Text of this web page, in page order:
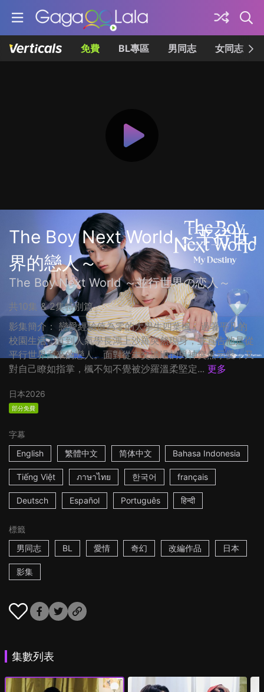
免費 BL專區 男同志 女同志
The Boy Next World ～平行世
界的戀人～
The Boy Next World ～並行世界の恋人～
共10集 & 2集特別篇
影集簡介： 戀愛經驗值為零的大學生四葉楓，過著平凡的
校園生活，直到人氣學長鴻上沙羅突然現身，並宣告他是從
平行世界而來的戀人。面對從未交談過的男神突然示愛，又
對自己瞭如指掌，楓不知不覺被沙羅溫柔堅定... 更多
日本2026
部分免費
字幕
English
繁體中文 简体中文 Bahasa Indonesia
Tiếng Việt ภาษาไทย 한국어 français
Deutsch Español Português हिन्दी
標籤
男同志
BL 愛情 奇幻 改編作品 日本
影集
集數列表